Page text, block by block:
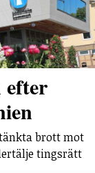
brott mot
tingsrätt